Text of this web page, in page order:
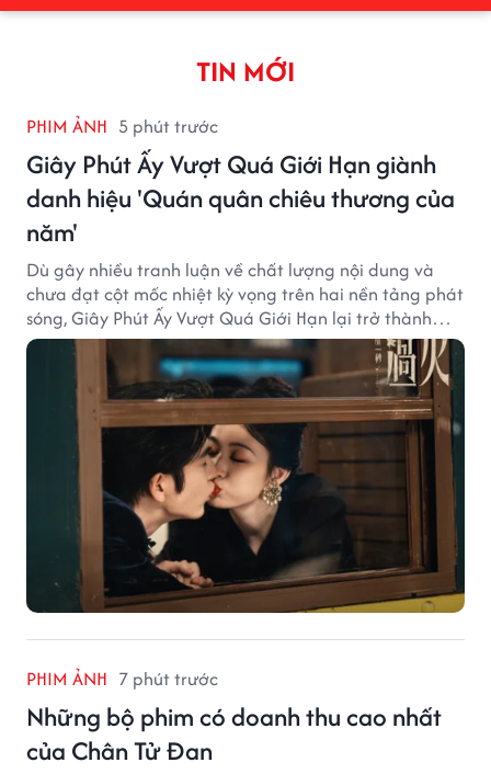
TIN MỚI
PHIM ẢNH 5 phút trước
Giây Phút Ấy Vượt Quá Giới Hạn giành
danh hiệu 'Quán quân chiêu thương của
năm'
Dù gây nhiều tranh luận về chất lượng nội dung và
chưa đạt cột mốc nhiệt kỳ vọng trên hai nền tảng phát
sóng, Giây Phút Ấy Vượt Quá Giới Hạn lại trở thành
hiện tượng ở khía cạnh thương mại.
PHIM ẢNH 7 phút trước
Những bộ phim có doanh thu cao nhất
của Chân Tử Đan